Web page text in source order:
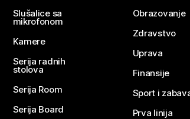
Pošaljite pitanje
Slušalice sa
mikrofonom
Kamere
Serija radnih
stolova
Serija Room
Serija Board
Obrazovanje
Zdravstvo
Uprava
Finansije
Sport i
Prva linija